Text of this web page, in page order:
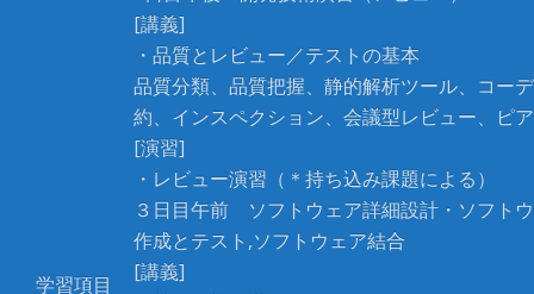
学習項目
[講義]
・品質とレビュー／テストの基本
品質分類、品質把握、静的解析ツール、コー
約、インスペクション、会議型レビュー、ピ
[演習]
・レビュー演習（＊持ち込み課題による）
３日目午前 ソフトウェア詳細設計・ソフト
作成とテスト,ソフトウェア結合
[講義]